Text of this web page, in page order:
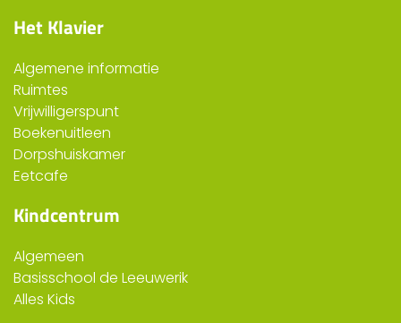
Het Klavier
Algemene informatie
Ruimtes
Vrijwilligerspunt
Boekenuitleen
Dorpshuiskamer
Eetcafe
Kindcentrum
Algemeen
Basisschool de Leeuwerik
Alles Kids